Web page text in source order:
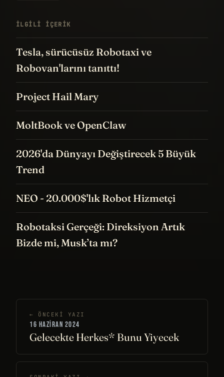
İLGILI IÇERIK
Tesla, sürücüsüz Robotaxi ve
Robovan'larını tanıttı!
Project Hail Mary
MoltBook ve OpenClaw
2026'da Dünyayı Değiştirecek 5 Büyük
Trend
NEO - 20.000$'lık Robot Hizmetçi
Robotaksi Gerçeği: Direksiyon Artık
Bizde mi, Musk’ta mı?
← ÖNCEKI YAZI
16 HAZIRAN 2024
Gelecekte Herkes* Bunu Yiyecek